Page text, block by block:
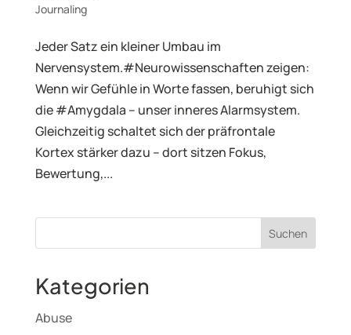
Journaling
Jeder Satz ein kleiner Umbau im
Nervensystem.#Neuro­wissenschaften zeigen:
Wenn wir Gefühle in Worte fassen, beruhigt sich
die #Amygdala – unser inneres Alarmsystem.
Gleichzeitig schaltet sich der präfrontale
Kortex stärker dazu – dort sitzen Fokus,
Bewertung,...
Kategorien
Abuse